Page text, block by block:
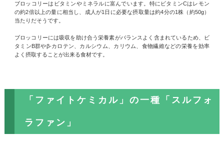
ブロッコリーはビタミンやミネラルに富んでいます。特にビタミンCはレモン
の約2倍以上の量に相当し、成人が1日に必要な摂取量は約4分の1株（約50g）
当たりだそうです。
ブロッコリーには吸収を助け合う栄養素がバランスよく含まれているため、ビ
タミンB群やβ-カロテン、カルシウム、カリウム、食物繊維などの栄養を効率
よく摂取することが出来る食材です。
「ファイトケミカル」の一種「スルフォ
ラファン」